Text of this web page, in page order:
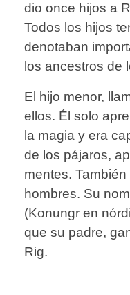
dio once hijos a
Todos los hijos
denotaban
los ancestros de
El hijo menor,
ellos. Él solo
la magia y era
de los pájaros,
mentes.
hombres. Su
(Konungr en
que su padre,
Rig.